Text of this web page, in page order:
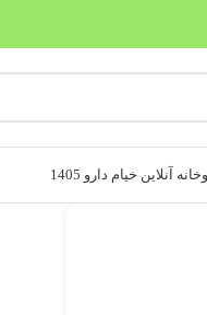
آنلاین خیام دارو 1405